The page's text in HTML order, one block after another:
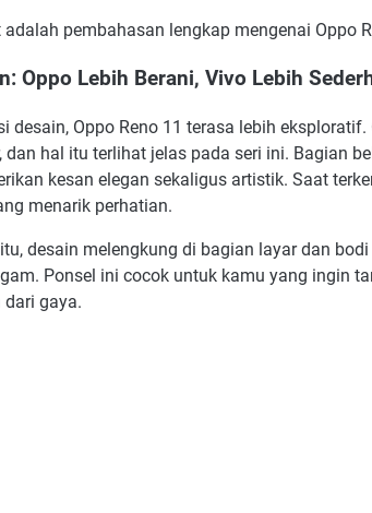
adalah pembahasan lengkap mengenai Oppo
Oppo Lebih Berani, Vivo Lebih
desain, Oppo Reno 11 terasa lebih
dan hal itu terlihat jelas pada seri ini. Bagian
kesan elegan sekaligus artistik. Saat
menarik perhatian.
desain melengkung di bagian layar dan
Ponsel ini cocok untuk kamu yang ingin
dari gaya.